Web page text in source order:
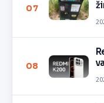
07
08